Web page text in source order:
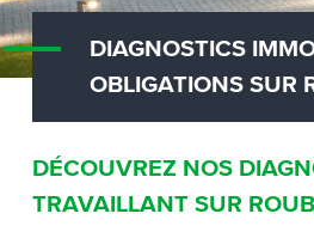
DIAGNOSTICS
OBLIGATIONS SUR
DÉCOUVREZ NOS
TRAVAILLANT SUR